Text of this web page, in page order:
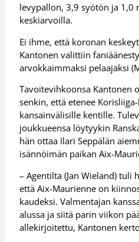
levypallon, 3,9 syötön ja 1,0
keskiarvoilla.
Ei ihme, että koronan
Kantonen valittiin
arvokkaimmaksi pelaajaksi
Tavoitevihkoonsa Kantonen
senkin, että etenee
kansainvälisille kentille.
joukkueensa löytyykin
hän ottaa Ilari Seppälän
isännöimän paikan Aix-
– Agentilta (Jan Wieland) tuli
että Aix-Maurienne on
kaudeksi. Valmentajan
alussa ja siitä parin viikon
allekirjoitettu, Kantonen